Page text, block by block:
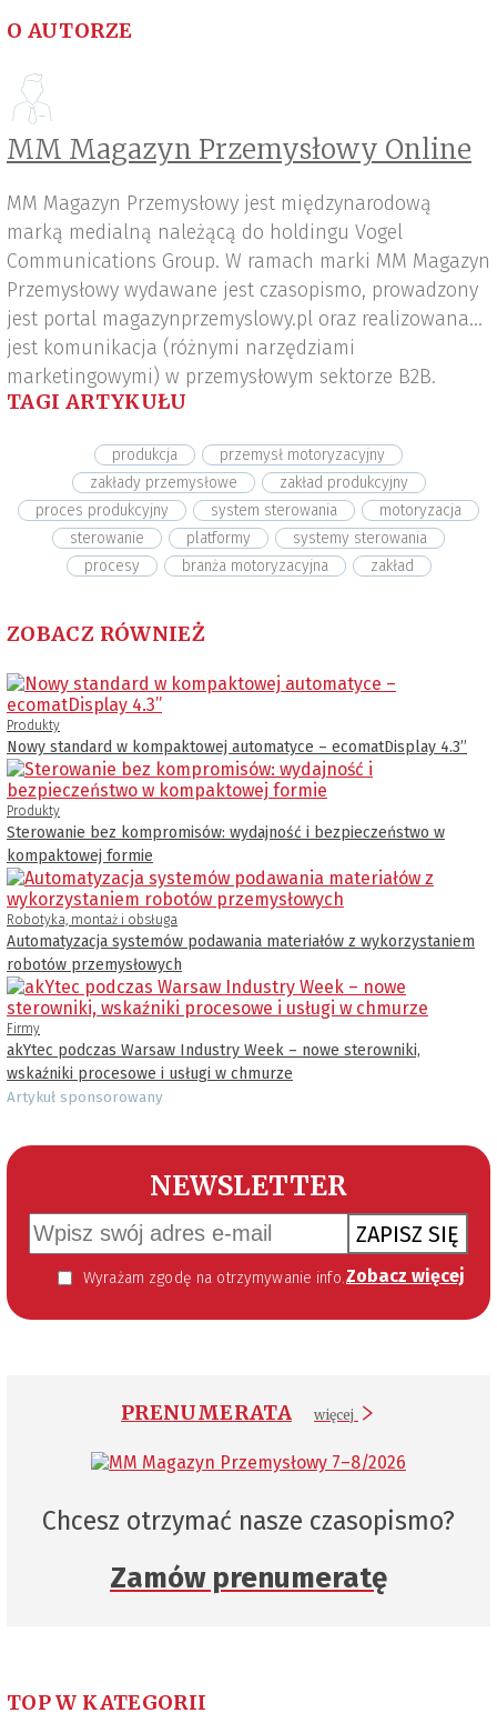
O AUTORZE
MM Magazyn Przemysłowy Online
MM Magazyn Przemysłowy jest międzynarodową
marką medialną należącą do holdingu Vogel
Communications Group. W ramach marki MM Magazyn
Przemysłowy wydawane jest czasopismo, prowadzony
jest portal magazynprzemyslowy.pl oraz realizowana
jest komunikacja (różnymi narzędziami
marketingowymi) w przemysłowym sektorze B2B.
TAGI ARTYKUŁU
produkcja
przemysł motoryzacyjny
zakłady przemysłowe
zakład produkcyjny
proces produkcyjny
system sterowania
motoryzacja
sterowanie
platformy
systemy sterowania
procesy
branża motoryzacyjna zakład
ZOBACZ RÓWNIEŻ
Produkty
Nowy standard w kompaktowej automatyce – ecomatDisplay 4.3’’
Produkty
Sterowanie bez kompromisów: wydajność i bezpieczeństwo w
kompaktowej formie
Robotyka, montaż i obsługa
Automatyzacja systemów podawania materiałów z wykorzystaniem
robotów przemysłowych
Firmy
akYtec podczas Warsaw Industry Week – nowe sterowniki,
wskaźniki procesowe i usługi w chmurze
Artykuł sponsorowany
NEWSLETTER
ZAPISZ SIĘ
Wyrażam zgodę na otrzymywanie informacji handlowej kierowanej do mnie za pomocą środków komunikacji elektronicznej w szczególności poczty elektronicznej zgodnie z przepisem art. 10 ust 2 ustawy z dnia 18 lipca 2002 roku o świadczeniu usług drogą elektroniczną (Dz. U. 144 z 2002 r. poz. 1204). Zgoda jest dobrowolna, jednak jej wyrażenie jest konieczne, aby otrzymywać newsletter. Zobacz więcej
PRENUMERATA więcej
Chcesz otrzymać nasze czasopismo?
Zamów prenumeratę
TOP W KATEGORII